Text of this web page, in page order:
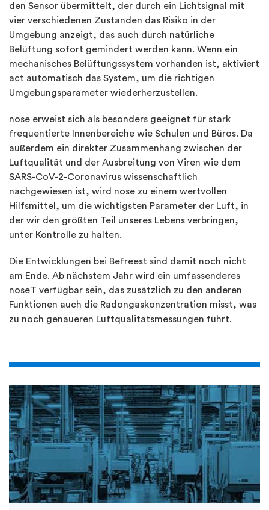
den Sensor übermittelt, der durch ein Lichtsignal mit
vier verschiedenen Zuständen das Risiko in der
Umgebung anzeigt, das auch durch natürliche
Belüftung sofort gemindert werden kann. Wenn ein
mechanisches Belüftungssystem vorhanden ist, aktiviert
act automatisch das System, um die richtigen
Umgebungsparameter wiederherzustellen.
nose erweist sich als besonders geeignet für stark
frequentierte Innenbereiche wie Schulen und Büros. Da
außerdem ein direkter Zusammenhang zwischen der
Luftqualität und der Ausbreitung von Viren wie dem
SARS-CoV-2-Coronavirus wissenschaftlich
nachgewiesen ist, wird nose zu einem wertvollen
Hilfsmittel, um die wichtigsten Parameter der Luft, in
der wir den größten Teil unseres Lebens verbringen,
unter Kontrolle zu halten.
Die Entwicklungen bei Befreest sind damit noch nicht
am Ende. Ab nächstem Jahr wird ein umfassenderes
noseT verfügbar sein, das zusätzlich zu den anderen
Funktionen auch die Radongaskonzentration misst, was
zu noch genaueren Luftqualitätsmessungen führt.